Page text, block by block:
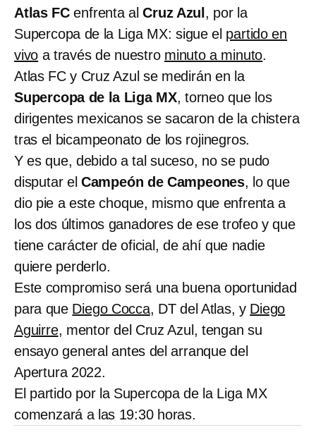
Atlas FC enfrenta alCruz Azul, por la
Supercopa de la Liga MX: sigue el partido en
vivo a través de nuestro minuto a minuto.
Atlas FC y Cruz Azul se medirán en la
Supercopa de la Liga MX, torneo que los
dirigentes mexicanos se sacaron de la chistera
tras el bicampeonato de los rojinegros.
Y es que, debido a tal suceso, no se pudo
disputar el Campeón de Campeones, lo que
dio pie a este choque, mismo que enfrenta a
los dos últimos ganadores de ese trofeo y que
tiene carácter de oficial, de ahí que nadie
quiere perderlo.
Este compromiso será una buena oportunidad
para que Diego Cocca, DT del Atlas, y Diego
Aguirre, mentor del Cruz Azul, tengan su
ensayo general antes del arranque del
Apertura 2022.
El partido por la Supercopa de la Liga MX
comenzará a las 19:30 horas.